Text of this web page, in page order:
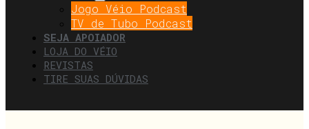
Jogo Véio Podcast
TV de Tubo Podcast
SEJA APOIADOR
LOJA DO VÉIO
REVISTAS
TIRE SUAS DÚVIDAS